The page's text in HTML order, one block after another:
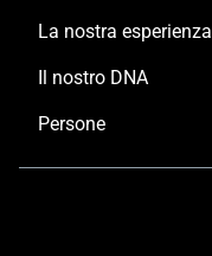
La nostra esperienza
Il nostro DNA
Persone